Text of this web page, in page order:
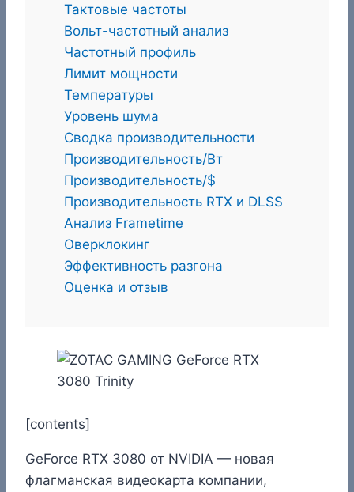
Тактовые частоты
Вольт-частотный анализ
Частотный профиль
Лимит мощности
Температуры
Уровень шума
Сводка производительности
Производительность/Вт
Производительность/$
Производительность RTX и DLSS
Анализ Frametime
Оверклокинг
Эффективность разгона
Оценка и отзыв
[contents]
GeForce RTX 3080 от NVIDIA — новая
флагманская видеокарта компании,